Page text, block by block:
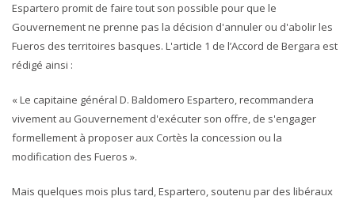
Espartero promit de faire tout son possible pour que le
Gouvernement ne prenne pas la décision d'annuler ou d'abolir les
Fueros des territoires basques. L'article 1 de l’Accord de Bergara est
rédigé ainsi :
« Le capitaine général D. Baldomero Espartero, recommandera
vivement au Gouvernement d'exécuter son offre, de s'engager
formellement à proposer aux Cortès la concession ou la
modification des Fueros ».
Mais quelques mois plus tard, Espartero, soutenu par des libéraux